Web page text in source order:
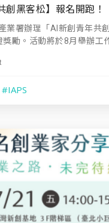
創黑客松】報名開跑！
業署辦理「AI新創青年共
勵。活動將於8月舉辦工
#IAPS